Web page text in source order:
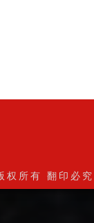
所有 翻印必